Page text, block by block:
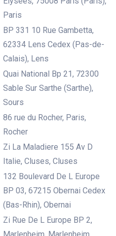
Paris
BP 331 10 Rue Gambetta,
62334 Lens Cedex (Pas-de-
Calais), Lens
Quai National Bp 21, 72300
Sable Sur Sarthe (Sarthe),
Sours
86 rue du Rocher, Paris,
Rocher
Zi La Maladiere 155 Av D
Italie, Cluses, Cluses
132 Boulevard De L Europe
BP 03, 67215 Obernai Cedex
(Bas-Rhin), Obernai
Zi Rue De L Europe BP 2,